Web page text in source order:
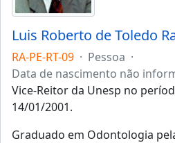
Luis Roberto de Toledo
RA-PE-RT-09 · Pessoa ·
Data de nascimento não
Vice-Reitor da Unesp no
14/01/2001.
Graduado em Odontologia